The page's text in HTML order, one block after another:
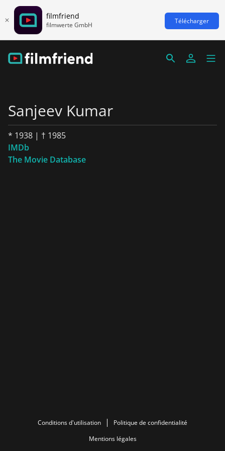
filmfriend
filmwerte GmbH Télécharger
Sanjeev Kumar
* 1938 | † 1985
IMDb
The Movie Database
Conditions d'utilisation
Politique de confidentialité
Mentions légales